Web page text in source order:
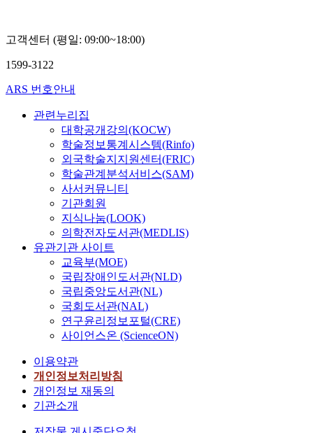
고객센터 (평일: 09:00~18:00)
1599-3122
ARS 번호안내
관련누리집
대학공개강의(KOCW)
학술정보통계시스템(Rinfo)
외국학술지지원센터(FRIC)
학술관계분석서비스(SAM)
사서커뮤니티
기관회원
지식나눔(LOOK)
의학전자도서관(MEDLIS)
유관기관 사이트
교육부(MOE)
국립장애인도서관(NLD)
국립중앙도서관(NL)
국회도서관(NAL)
연구윤리정보포털(CRE)
사이언스온 (ScienceON)
이용약관
개인정보처리방침
개인정보 재동의
기관소개